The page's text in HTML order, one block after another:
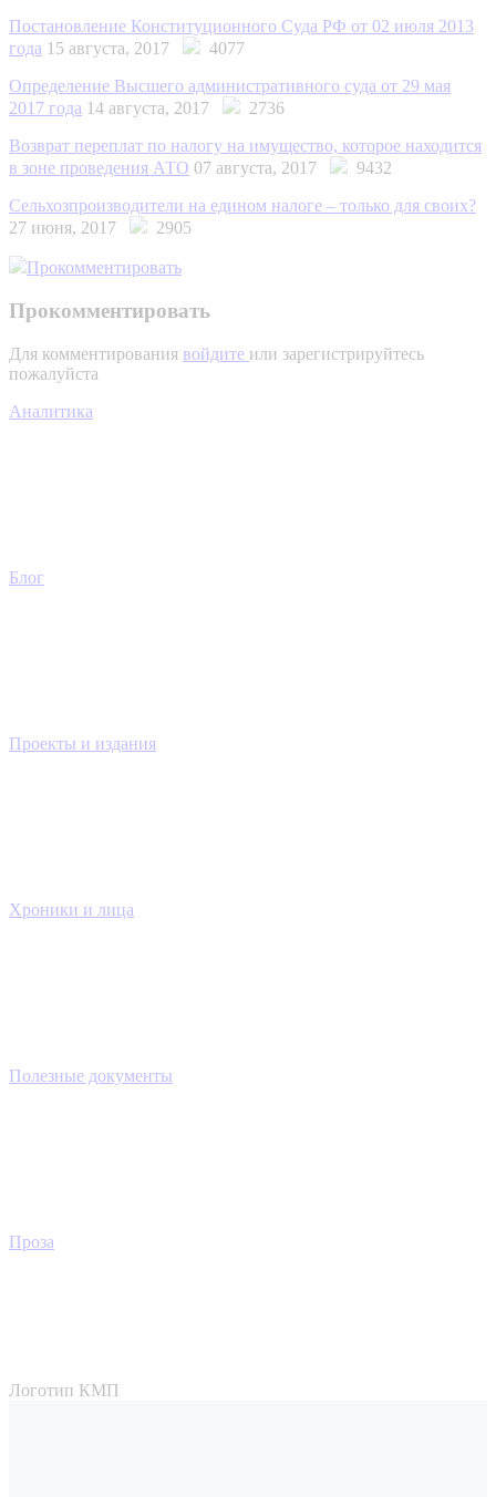
Постановление Конституционного Суда РФ от 02 июля 2013
года 15 августа, 2017
4077
Определение Высшего административного суда от 29 мая
2017 года 14 августа, 2017
2736
Возврат переплат по налогу на имущество, которое находится
в зоне проведения АТО 07 августа, 2017
9432
Сельхозпроизводители на едином налоге – только для своих?
27 июня, 2017
2905
Прокомментировать
Прокомментировать
Для комментирования войдите или зарегистрируйтесь
пожалуйста
Аналитика
Блог
Проекты и издания
Хроники и лица
Полезные документы
Проза
Логотип КМП